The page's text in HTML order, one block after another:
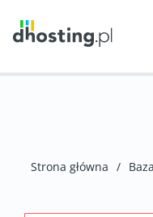
Strona główna /